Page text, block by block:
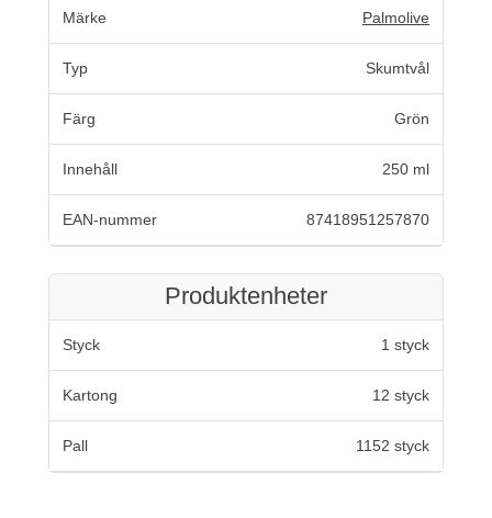
Märke Palmolive
Typ Skumtvål
Färg Grön
Innehåll 250 ml
EAN-nummer 87418951257870
Produktenheter
Styck 1 styck
Kartong 12 styck
Pall 1152 styck